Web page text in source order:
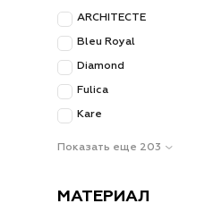
ARCHITECTE
Bleu Royal
Diamond
Fulica
Kare
Показать еще 203
МАТЕРИАЛ